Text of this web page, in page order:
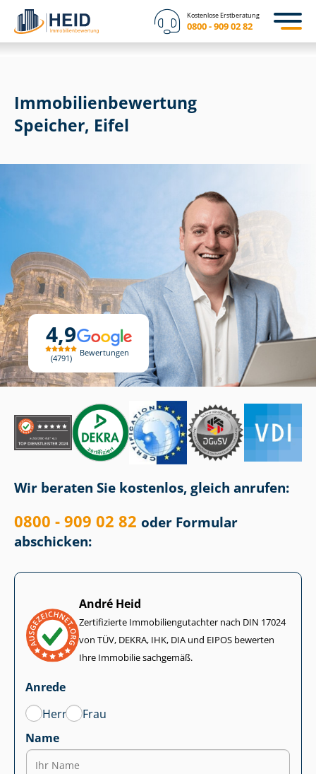
Kostenlose Erstberatung
0800 - 909 02 82
4,9
4791
Bewertungen
Immobilien­bewertung
Speicher, Eifel
Wir beraten Sie kostenlos, gleich anrufen:
0800 - 909 02 82 oder Formular
abschicken:
André Heid
Zertifizierte Im­mo­bi­li­en­gut­ach­ter nach DIN 17024
von TÜV, DEKRA, IHK, DIA und EIPOS bewerten
Ihre Immobilie sachgemäß.
Anrede
Herr
Frau
Name